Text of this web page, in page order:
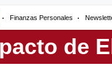
Finanzas Personales